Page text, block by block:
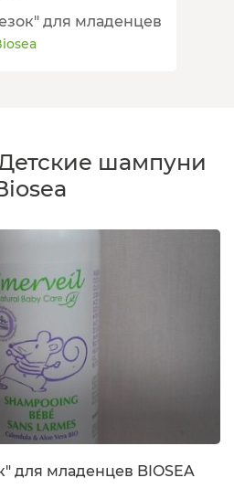
для младенцев
шампуни
для младенцев BIOSEA